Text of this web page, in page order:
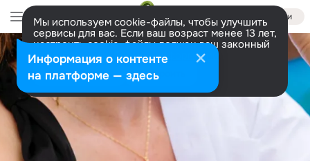
Войти
Мы используем cookie-файлы, чтобы улучшить
сервисы для вас. Если ваш возраст менее 13 лет,
настроить cookie-файлы должен ваш законный
представитель. Больше информации
Разрешить все Настроить
Информация о контенте
на платформе — здесь